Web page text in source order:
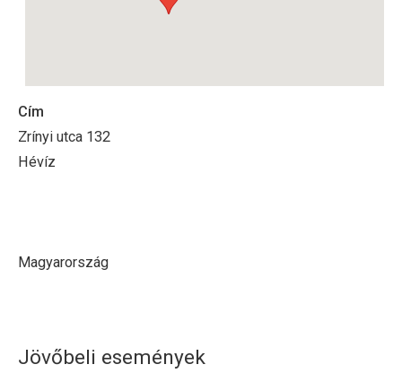
Cím
Zrínyi utca 132
Hévíz
Magyarország
Jövőbeli események